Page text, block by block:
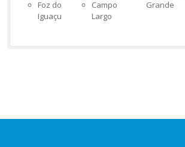
Foz do
Iguaçu
Campo
Largo
Grande